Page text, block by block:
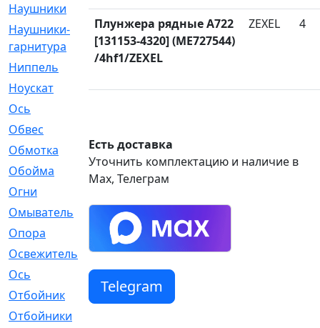
Наушники
[8]
Наушники-
гарнитура
[2]
Ниппель
[1]
Ноускат
[53]
Оcь
Обвес
Обмотка
[4]
Обойма
[14]
Огни
Омыватель
[4]
Опора
[1]
Освежитель
[1]
Ось
[4]
Отбойник
[287]
Отбойники
Плунжера рядные A722
[131153-4320] (ME727544)
/4hf1/ZEXEL
ZEXEL 4
Есть доставка
Уточнить комплектацию и наличие в
Max, Телеграм
Telegram